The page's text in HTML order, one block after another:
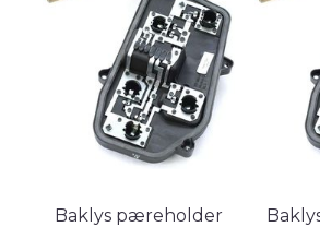
Baklys pæreholder